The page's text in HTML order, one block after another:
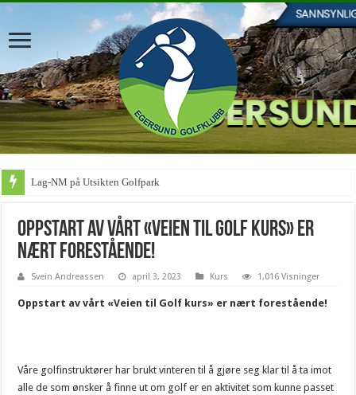
Lag-NM på Utsikten Golfpark
Oppstart av vårt «Veien til Golf kurs» er
nært forestående!
Svein Andreassen april 3, 2023 Kurs 1,016 Visninger
Oppstart av vårt «Veien til Golf kurs» er nært forestående!
Våre golfinstruktører har brukt vinteren til å gjøre seg klar til å ta imot
alle de som ønsker å finne ut om golf er en aktivitet som kunne passet